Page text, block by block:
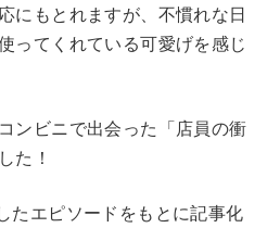
にもとれますが、不慣れな日
ってくれている可愛げを感じ
ンビニで出会った「店員の衝
た！
たエピソードをもとに記事化